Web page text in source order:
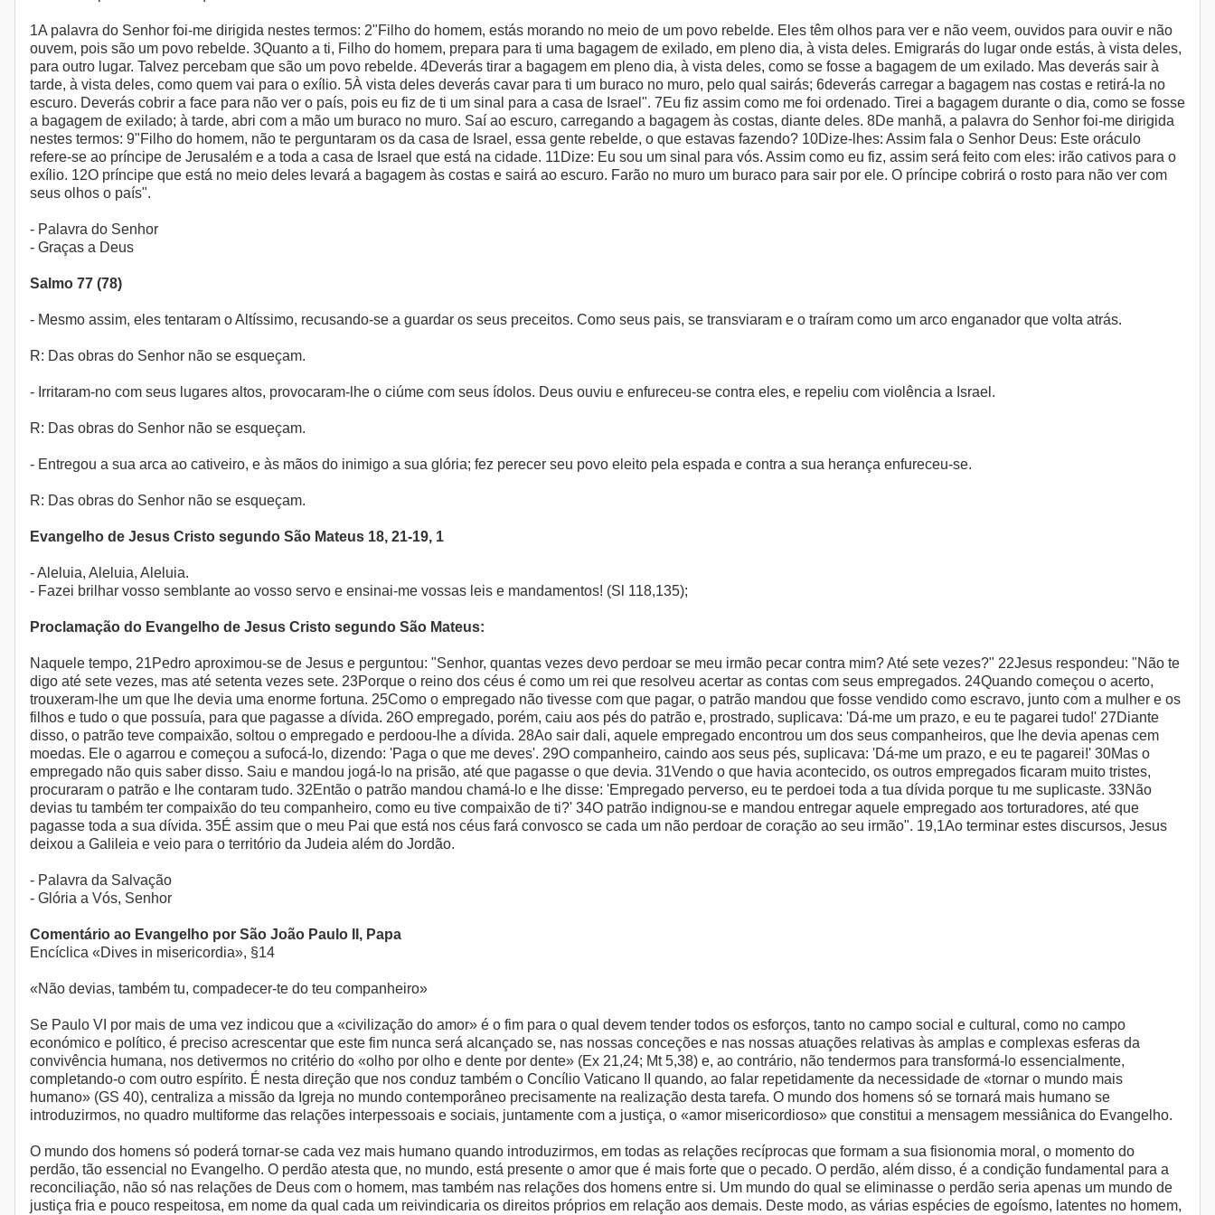
1A palavra do Senhor foi-me dirigida nestes termos: 2"Filho do homem, estás morando no meio de um povo rebelde. Eles têm olhos para ver e não veem, ouvidos para ouvir e não
ouvem, pois são um povo rebelde. 3Quanto a ti, Filho do homem, prepara para ti uma bagagem de exilado, em pleno dia, à vista deles. Emigrarás do lugar onde estás, à vista deles,
para outro lugar. Talvez percebam que são um povo rebelde. 4Deverás tirar a bagagem em pleno dia, à vista deles, como se fosse a bagagem de um exilado. Mas deverás sair à
tarde, à vista deles, como quem vai para o exílio. 5À vista deles deverás cavar para ti um buraco no muro, pelo qual sairás; 6deverás carregar a bagagem nas costas e retirá-la no
escuro. Deverás cobrir a face para não ver o país, pois eu fiz de ti um sinal para a casa de Israel". 7Eu fiz assim como me foi ordenado. Tirei a bagagem durante o dia, como se fosse
a bagagem de exilado; à tarde, abri com a mão um buraco no muro. Saí ao escuro, carregando a bagagem às costas, diante deles. 8De manhã, a palavra do Senhor foi-me dirigida
nestes termos: 9"Filho do homem, não te perguntaram os da casa de Israel, essa gente rebelde, o que estavas fazendo? 10Dize-lhes: Assim fala o Senhor Deus: Este oráculo
refere-se ao príncipe de Jerusalém e a toda a casa de Israel que está na cidade. 11Dize: Eu sou um sinal para vós. Assim como eu fiz, assim será feito com eles: irão cativos para o
exílio. 12O príncipe que está no meio deles levará a bagagem às costas e sairá ao escuro. Farão no muro um buraco para sair por ele. O príncipe cobrirá o rosto para não ver com
seus olhos o país".
- Palavra do Senhor
- Graças a Deus
Salmo 77 (78)
- Mesmo assim, eles tentaram o Altíssimo, recusando-se a guardar os seus preceitos. Como seus pais, se transviaram e o traíram como um arco enganador que volta atrás.
R: Das obras do Senhor não se esqueçam.
- Irritaram-no com seus lugares altos, provocaram-lhe o ciúme com seus ídolos. Deus ouviu e enfureceu-se contra eles, e repeliu com violência a Israel.
R: Das obras do Senhor não se esqueçam.
- Entregou a sua arca ao cativeiro, e às mãos do inimigo a sua glória; fez perecer seu povo eleito pela espada e contra a sua herança enfureceu-se.
R: Das obras do Senhor não se esqueçam.
Evangelho de Jesus Cristo segundo São Mateus 18, 21-19, 1
- Aleluia, Aleluia, Aleluia.
- Fazei brilhar vosso semblante ao vosso servo e ensinai-me vossas leis e mandamentos! (Sl 118,135);
Proclamação do Evangelho de Jesus Cristo segundo São Mateus:
Naquele tempo, 21Pedro aproximou-se de Jesus e perguntou: "Senhor, quantas vezes devo perdoar se meu irmão pecar contra mim? Até sete vezes?" 22Jesus respondeu: "Não te
digo até sete vezes, mas até setenta vezes sete. 23Porque o reino dos céus é como um rei que resolveu acertar as contas com seus empregados. 24Quando começou o acerto,
trouxeram-lhe um que lhe devia uma enorme fortuna. 25Como o empregado não tivesse com que pagar, o patrão mandou que fosse vendido como escravo, junto com a mulher e os
filhos e tudo o que possuía, para que pagasse a dívida. 26O empregado, porém, caiu aos pés do patrão e, prostrado, suplicava: 'Dá-me um prazo, e eu te pagarei tudo!' 27Diante
disso, o patrão teve compaixão, soltou o empregado e perdoou-lhe a dívida. 28Ao sair dali, aquele empregado encontrou um dos seus companheiros, que lhe devia apenas cem
moedas. Ele o agarrou e começou a sufocá-lo, dizendo: 'Paga o que me deves'. 29O companheiro, caindo aos seus pés, suplicava: 'Dá-me um prazo, e eu te pagarei!' 30Mas o
empregado não quis saber disso. Saiu e mandou jogá-lo na prisão, até que pagasse o que devia. 31Vendo o que havia acontecido, os outros empregados ficaram muito tristes,
procuraram o patrão e lhe contaram tudo. 32Então o patrão mandou chamá-lo e lhe disse: 'Empregado perverso, eu te perdoei toda a tua dívida porque tu me suplicaste. 33Não
devias tu também ter compaixão do teu companheiro, como eu tive compaixão de ti?' 34O patrão indignou-se e mandou entregar aquele empregado aos torturadores, até que
pagasse toda a sua dívida. 35É assim que o meu Pai que está nos céus fará convosco se cada um não perdoar de coração ao seu irmão". 19,1Ao terminar estes discursos, Jesus
deixou a Galileia e veio para o território da Judeia além do Jordão.
- Palavra da Salvação
- Glória a Vós, Senhor
Comentário ao Evangelho por São João Paulo II, Papa
Encíclica «Dives in misericordia», §14
«Não devias, também tu, compadecer-te do teu companheiro»
Se Paulo VI por mais de uma vez indicou que a «civilização do amor» é o fim para o qual devem tender todos os esforços, tanto no campo social e cultural, como no campo
económico e político, é preciso acrescentar que este fim nunca será alcançado se, nas nossas conceções e nas nossas atuações relativas às amplas e complexas esferas da
convivência humana, nos detivermos no critério do «olho por olho e dente por dente» (Ex 21,24; Mt 5,38) e, ao contrário, não tendermos para transformá-lo essencialmente,
completando-o com outro espírito. É nesta direção que nos conduz também o Concílio Vaticano II quando, ao falar repetidamente da necessidade de «tornar o mundo mais
humano» (GS 40), centraliza a missão da Igreja no mundo contemporâneo precisamente na realização desta tarefa. O mundo dos homens só se tornará mais humano se
introduzirmos, no quadro multiforme das relações interpessoais e sociais, juntamente com a justiça, o «amor misericordioso» que constitui a mensagem messiânica do Evangelho.
O mundo dos homens só poderá tornar-se cada vez mais humano quando introduzirmos, em todas as relações recíprocas que formam a sua fisionomia moral, o momento do
perdão, tão essencial no Evangelho. O perdão atesta que, no mundo, está presente o amor que é mais forte que o pecado. O perdão, além disso, é a condição fundamental para a
reconciliação, não só nas relações de Deus com o homem, mas também nas relações dos homens entre si. Um mundo do qual se eliminasse o perdão seria apenas um mundo de
justiça fria e pouco respeitosa, em nome da qual cada um reivindicaria os direitos próprios em relação aos demais. Deste modo, as várias espécies de egoísmo, latentes no homem,